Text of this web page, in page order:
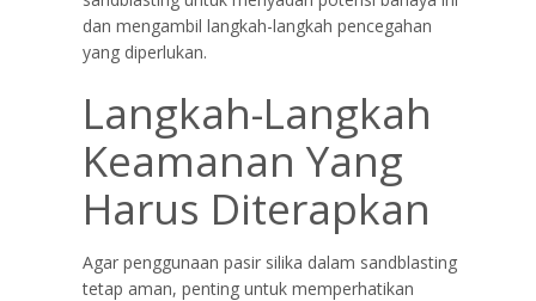
dan mengambil langkah-langkah pencegahan
yang diperlukan.
Langkah-Langkah
Keamanan Yang
Harus Diterapkan
Agar penggunaan pasir silika dalam sandblasting
tetap aman, penting untuk memperhatikan